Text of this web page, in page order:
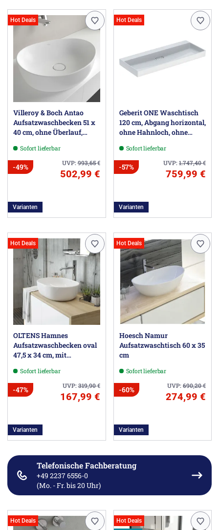
Hot Deals
Villeroy & Boch Antao
Aufsatzwaschbecken 51 x
40 cm, ohne Überlauf,
Sofort lieferbar
UVP:993,65€
-49%
502,99 €
Varianten
Hot Deals
Geberit ONE Waschtisch
120 cm, Abgang horizontal,
ohne Hahnloch, ohne
Sofort lieferbar
UVP:1.747,40€
-57%
759,99 €
Varianten
Hot Deals
OLTENS Hamnes
Aufsatzwaschbecken oval
47,5 x 34 cm, mit
Sofort lieferbar
UVP:319,90€
-47%
167,99 €
Varianten
Hot Deals
Hoesch Namur
Aufsatzwaschtisch 60 x 35
cm
Sofort lieferbar
UVP:690,20€
-60%
274,99 €
Varianten
Telefonische Fachberatung
+49 2237 6556-0
(Mo. - Fr. bis 20 Uhr)
Hot Deals
Hot Deals